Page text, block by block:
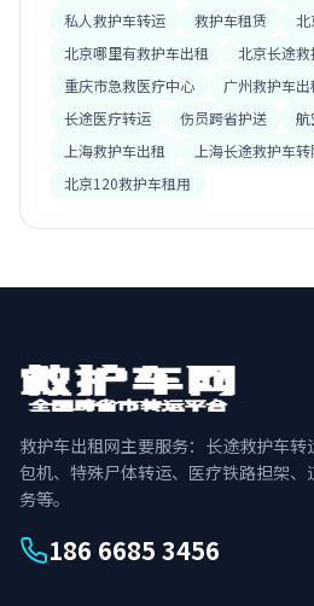
私人救护车转运
救护车租赁
北京哪里有救护车出租
北京长途
重庆市急救医疗中心
广州救护车出
长途医疗转运
伤员跨省护送
航
上海救护车出租
上海长途救护车
北京120救护车租用
救护车出租网主要服务：长途救护车
包机、特殊尸体转运、医疗铁路担架
务等。
186 6685 3456